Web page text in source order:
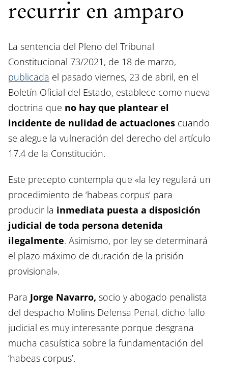
recurrir en amparo
La sentencia del Pleno del Tribunal
Constitucional 73/2021, de 18 de marzo,
publicada el pasado viernes, 23 de abril, en el
Boletín Oficial del Estado, establece como nueva
doctrina que no hay que plantear el
incidente de nulidad de actuaciones cuando
se alegue la vulneración del derecho del artículo
17.4 de la Constitución.
Este precepto contempla que «la ley regulará un
procedimiento de ‘habeas corpus’ para
producir la inmediata puesta a disposición
judicial de toda persona detenida
ilegalmente. Asimismo, por ley se determinará
el plazo máximo de duración de la prisión
provisional».
Para Jorge Navarro, socio y abogado penalista
del despacho Molins Defensa Penal, dicho fallo
judicial es muy interesante porque desgrana
mucha casuística sobre la fundamentación del
‘habeas corpus’.